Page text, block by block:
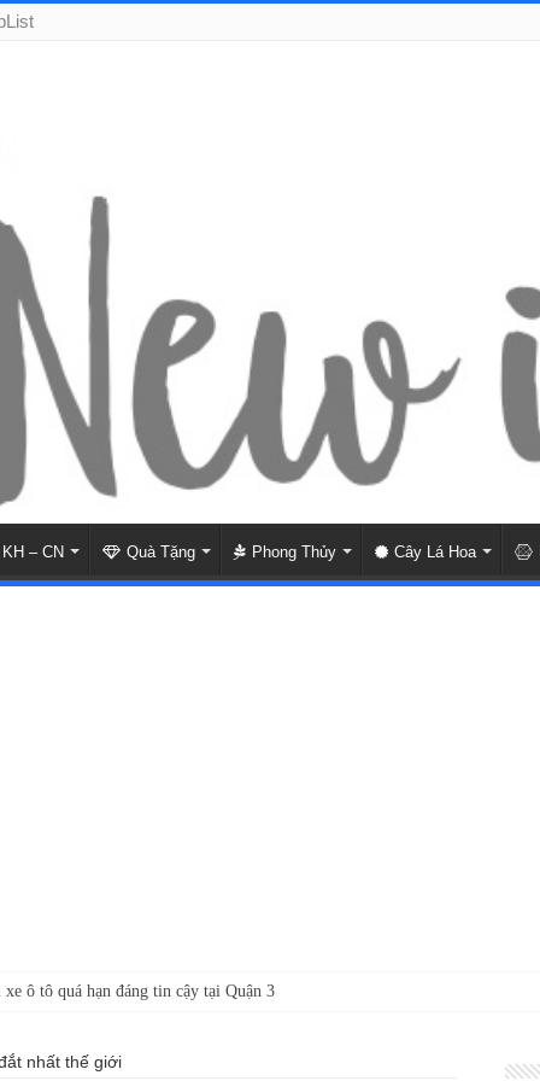
KH – CN Quà Tặng Phong Thủy Cây Lá Hoa
ô tô quá hạn đáng tin cậy tại Quận 3
nhất thế giới